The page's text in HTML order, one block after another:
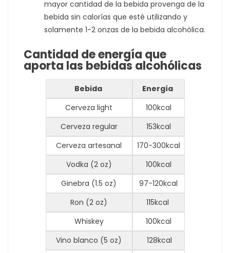
mayor cantidad de la bebida provenga de la
bebida sin calorías que esté utilizando y
solamente 1-2 onzas de la bebida alcohólica.
Cantidad de energía que
aporta las bebidas alcohólicas
Bebida
Energía
Cerveza light
100kcal
Cerveza regular
153kcal
Cerveza artesanal
170-300kcal
Vodka (2 oz)
100kcal
Ginebra (1.5 oz)
97-120kcal
Ron (2 oz)
115kcal
Whiskey
100kcal
Vino blanco (5 oz)
128kcal